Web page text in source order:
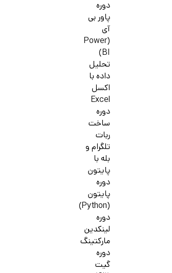
دوره
پاور بی
آی
(Power
BI)
تحلیل
داده با
اکسل
Excel
دوره
ساخت
ربات
تلگرام و
بله با
پایتون
دوره
پایتون
(Python)
دوره
لینکدین
مارکتینگ
دوره
گیت